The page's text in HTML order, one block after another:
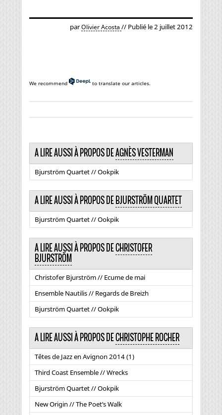
parOlivier Acosta // Publié le 2 juillet 2012
We recommend to translate our articles.
A LIRE AUSSI À PROPOS DEAGNÈS VESTERMAN
Bjurström Quartet // Ookpik
A LIRE AUSSI À PROPOS DEBJURSTRÖM QUARTET
Bjurström Quartet // Ookpik
A LIRE AUSSI À PROPOS DECHRISTOFER
BJURSTRÖM
Christofer Bjurström // Ecume de mai
Ensemble Nautilis // Regards de Breizh
Bjurström Quartet // Ookpik
A LIRE AUSSI À PROPOS DECHRISTOPHE ROCHER
Têtes de Jazz en Avignon 2014 (1)
Third Coast Ensemble // Wrecks
Bjurström Quartet // Ookpik
New Origin // The Poet’s Walk